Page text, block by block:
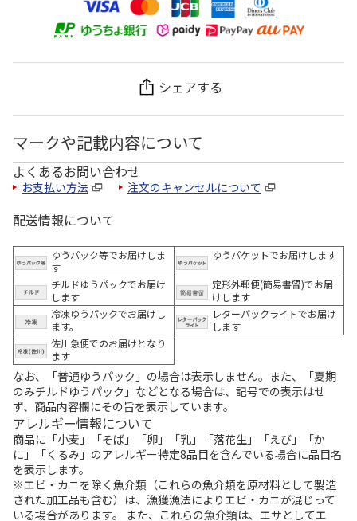
シェアする
マークや記載内容について
よくあるお問い合わせ
お支払い方法 注文のキャンセルについて
配送情報について
ゆうパック等でお届けしま
す
ゆうパケットでお届けします
チルドゆうパックでお届け
します
定形外郵便(簡易書留)でお届
けします
冷凍ゆうパックでお届けし
ます。
レターパックライトでお届け
します
佐川急便でのお届けとなり
ます
なお、「普通ゆうパック」の場合は表示しません。また、「夏期
のみチルドゆうパック」などとなる場合は、記号での表示はせ
ず、商品内容欄にその旨を表示しています。
アレルギー情報について
商品に「小麦」「そば」「卵」「乳」「落花生」「えび」「か
に」「くるみ」のアレルギー特定8品目を含んでいる場合に品目名
を表示します。
※エビ・カニを除く魚介類（これらの魚介類を原材料として製造
された加工品も含む）は、漁獲漁法によりエビ・カニが混じって
いる場合があります。 また、これらの魚介類は、エサとしてエ